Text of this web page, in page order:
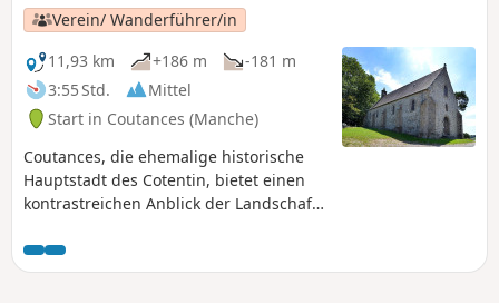
Verein/ Wanderführer/in
11,93 km
+186 m
-181 m
3:55 Std.
Mittel
Start in Coutances (Manche)
Coutances, die ehemalige historische
Hauptstadt des Cotentin, bietet einen
kontrastreichen Anblick der Landschaft
Wanderung führt durch die
unmittelbare Umgebung der Stadt,